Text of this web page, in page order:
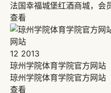
法国幸福城堡红酒商城，会
查看
网站
12 2013
琼州学院体育学院官方网站
琼州学院体育学院官方网站
查看